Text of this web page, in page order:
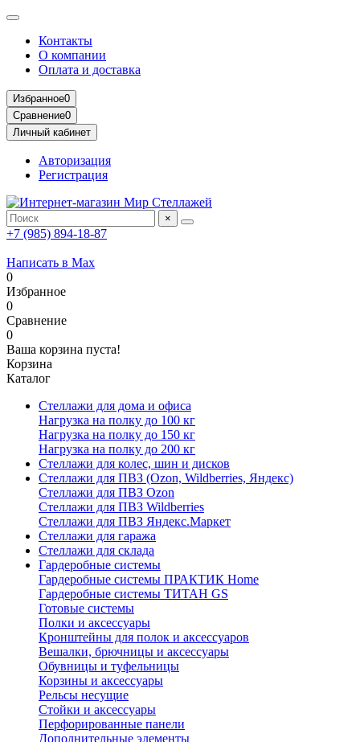
Контакты
О компании
Оплата и доставка
Избранное0
Сравнение0
Личный кабинет
Авторизация
Регистрация
×
+7 (985) 894-18-87
Написать в Max
0
Избранное
0
Сравнение
0
Ваша корзина пуста!
Корзина
Каталог
Стеллажи для дома и офиса
Нагрузка на полку до 100 кг
Нагрузка на полку до 150 кг
Нагрузка на полку до 200 кг
Стеллажи для колес, шин и дисков
Стеллажи для ПВЗ (Ozon, Wildberries, Яндекс)
Стеллажи для ПВЗ Ozon
Стеллажи для ПВЗ Wildberries
Стеллажи для ПВЗ Яндекс.Маркет
Стеллажи для гаража
Стеллажи для склада
Гардеробные системы
Гардеробные системы ПРАКТИК Home
Гардеробные системы ТИТАН GS
Готовые системы
Полки и аксессуары
Кронштейны для полок и аксессуаров
Вешалки, брючницы и аксессуары
Обувницы и туфельницы
Корзины и аксессуары
Рельсы несущие
Стойки и аксессуары
Перфорированные панели
Дополнительные элементы